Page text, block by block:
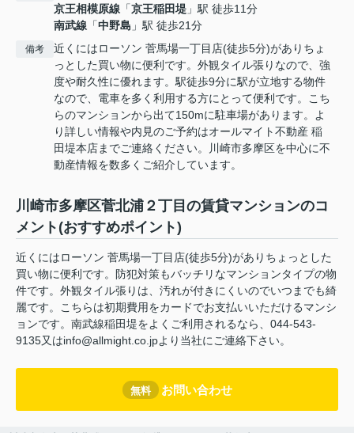
京王相模原線 「京王稲田堤 」駅 徒歩11分
南武線 「中野島 」駅 徒歩21分
備考
近くにはローソン 菅馬場一丁目店(徒歩5分)がありちょ
っとした買い物に便利です。外観タイル張りなので、強
度や耐久性に優れます。駅徒歩9分に駅が立地する物件
なので、電車を多く利用する方にとって便利です。こち
らのマンションから出て150mに駐車場があります。よ
り詳しい情報や内見のご予約はオールマイト不動産 稲
田堤本店までご連絡ください。川崎市多摩区を中心に不
動産情報を数多くご紹介しています。
川崎市多摩区菅北浦２丁目の賃貸マンションのコ
メント(おすすめポイント)
近くにはローソン 菅馬場一丁目店(徒歩5分)がありちょっとした
買い物に便利です。防犯対策もバッチリなマンションタイプの物
件です。外観タイル張りは、汚れが付きにくいのでいつまでも綺
麗です。こちらは初期費用をカードでお支払いいただけるマンシ
ョンです。南武線稲田堤をよくご利用されるなら、044-543-
9135又はinfo@allmight.co.jpより当社にご連絡下さい。
無料 お問い合わせ